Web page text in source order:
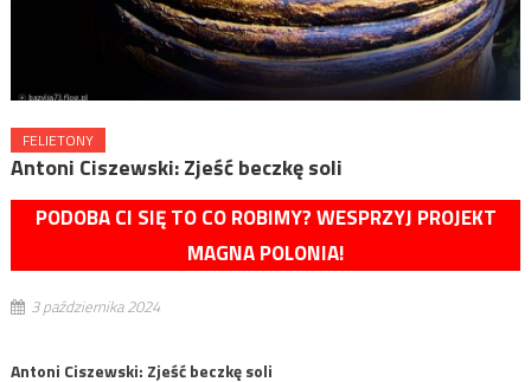
FELIETONY
Antoni Ciszewski: Zjeść beczkę soli
PODOBA CI SIĘ TO CO ROBIMY? WESPRZYJ PROJEKT
MAGNA POLONIA!
3 października 2024
Antoni Ciszewski: Zjeść beczkę soli